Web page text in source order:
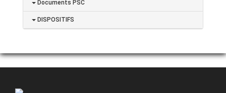
Documents PSC
DISPOSITIFS